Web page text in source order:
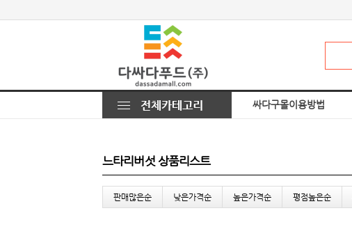
싸다구몰이용방법
느타리버섯 상품리스트
판매많은순 낮은가격순 높은가격순 평점높은순